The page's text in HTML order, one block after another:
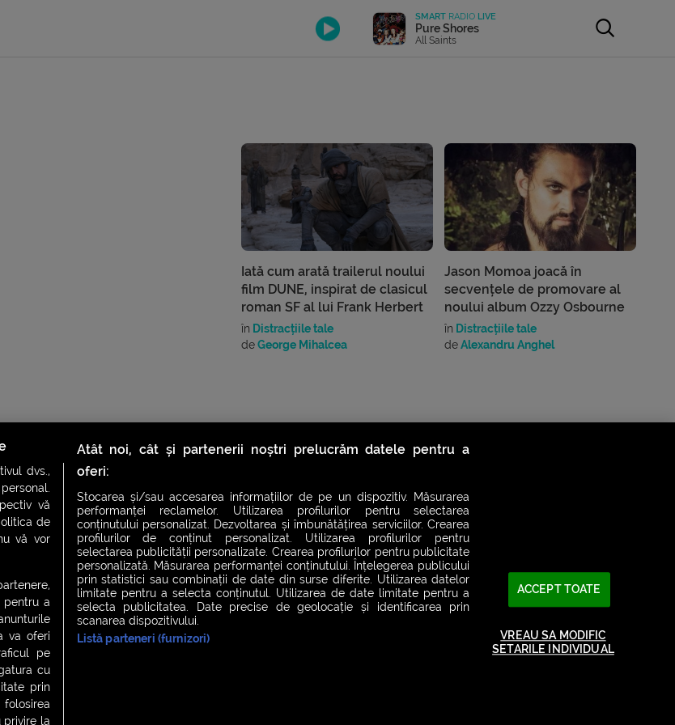
SMART RADIO LIVE
Pure Shores
All Saints
Iată cum arată trailerul noului
film DUNE, inspirat de clasicul
roman SF al lui Frank Herbert
în Distracțiile tale
deGeorge Mihalcea
Jason Momoa joacă în
secvențele de promovare al
noului album Ozzy Osbourne
în Distracțiile tale
deAlexandru Anghel
NIGHT FEVER
LIVE FEVER CONCERT
2026© SMART RADIO. Toate drepturile rezervate
dvs.,
vă
de
vă vor
pentru a
va oferi
pe
cu
prin
privire la
Atât noi, cât și partenerii noștri prelucrăm datele pentru a
oferi:
Stocarea și/sau accesarea informațiilor de pe un dispozitiv. Măsurarea
performanței reclamelor. Utilizarea profilurilor pentru selectarea
conținutului personalizat. Dezvoltarea și îmbunătățirea serviciilor. Crearea
profilurilor de conținut personalizat. Utilizarea profilurilor pentru
selectarea publicității personalizate. Crearea profilurilor pentru publicitate
personalizată. Măsurarea performanței conținutului. Înțelegerea publicului
prin statistici sau combinații de date din surse diferite. Utilizarea datelor
limitate pentru a selecta conținutul. Utilizarea de date limitate pentru a
selecta publicitatea. Date precise de geolocație și identificarea prin
scanarea dispozitivului.
Listă parteneri (furnizori)
ACCEPT TOATE
VREAU SA MODIFIC
SETARILE INDIVIDUAL